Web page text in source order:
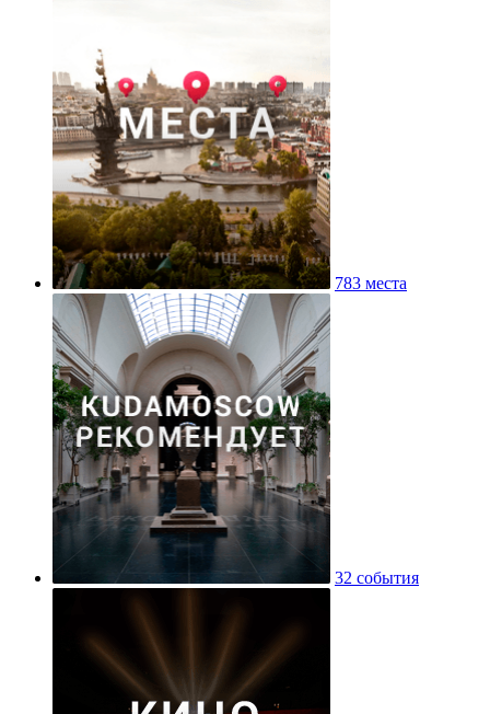
783 места
32 события